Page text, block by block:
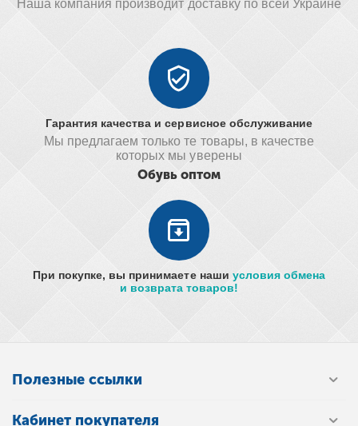
Наша компания производит доставку по всей Украине
Гарантия качества и сервисное обслуживание
Мы предлагаем только те товары, в качестве
которых мы уверены
Обувь оптом
При покупке, вы принимаете наши условия обмена
и возврата товаров!
Полезные ссылки
Кабинет покупателя